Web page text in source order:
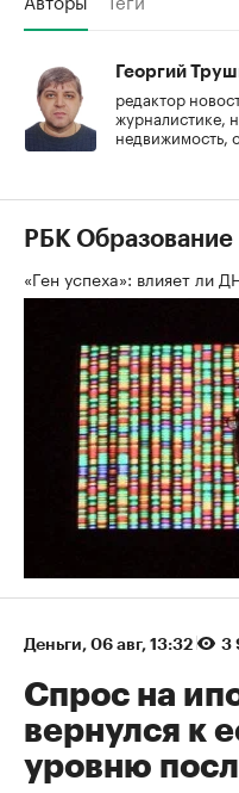
Георгий
редактор
журналистике,
недвижимость,
РБК Образование
«Ген успеха»: влияет ли
Деньги 06 авг, 13:32 3
Спрос на
вернулся к
уровню